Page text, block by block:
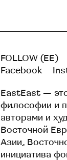
FOLLOW (EE)
Facebook
EastEast —
философии и
авторами и
Восточной
Азии,
инициатива